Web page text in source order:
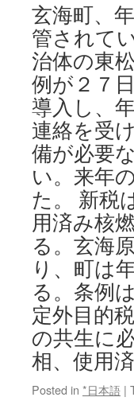
玄海町、
管されて
治体の東
例が２７
導入し、
連絡を受
備が必要
い。来年
た。 新税
用済み核
る。玄海
り、町は
る。条例
定外目的
の共生に
相、使用
Posted in *日本語 |